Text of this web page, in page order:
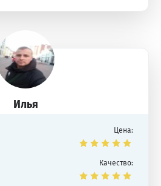
Илья
Цена:
Качество: